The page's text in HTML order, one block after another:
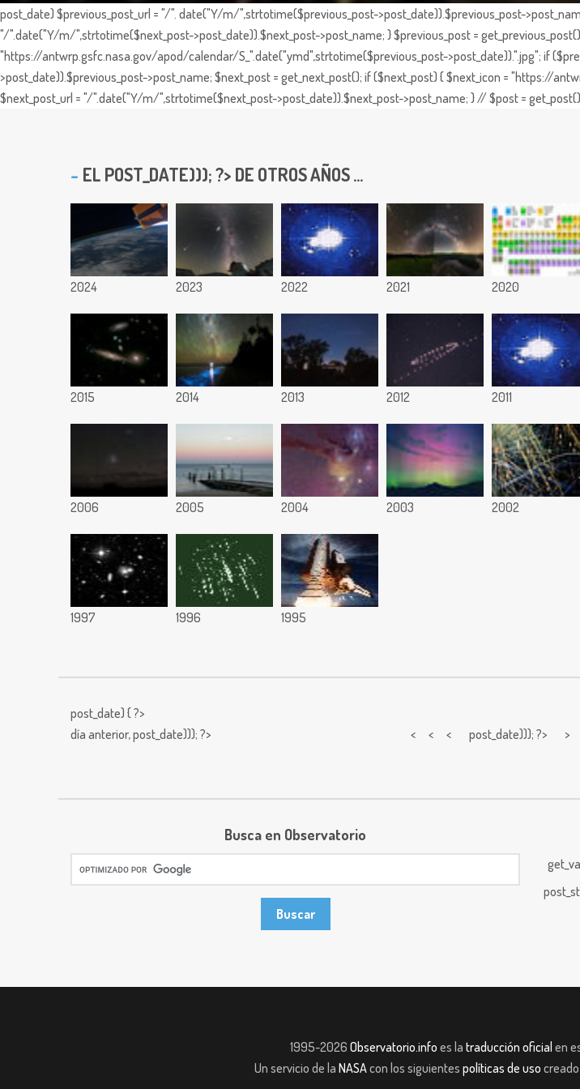
post_date) $previous_post_url = "/". date("Y/m/",strtotime($previous_post->post_date)).$previous_post-
"/".date("Y/m/",strtotime($next_post->post_date)).$next_post->post_name; } $previous_post =
"https://antwrp.gsfc.nasa.gov/apod/calendar/S_".date("ymd",strtotime($previous_post->post_date)).".jpg"; if
>post_date)).$previous_post->post_name; $next_post = get_next_post(); if ($next_post) { $next_icon = "https://
$next_post_url = "/".date("Y/m/",strtotime($next_post->post_date)).$next_post->post_name; } // $post =
EL POST_DATE))); ?> DE OTROS AÑOS ...
2024 2023 2022 2021 2020
2015 2014 2013 2012 2011
2006 2005 2004 2003 2002
1997 1996 1995
post_date) { ?>
día anterior,post_date))); ?> < < < post_date))); ?>
Busca en Observatorio
1995-2026 Observatorio.info es la traducción oficial en
Un servicio de la NASAcon los siguientes políticas de uso